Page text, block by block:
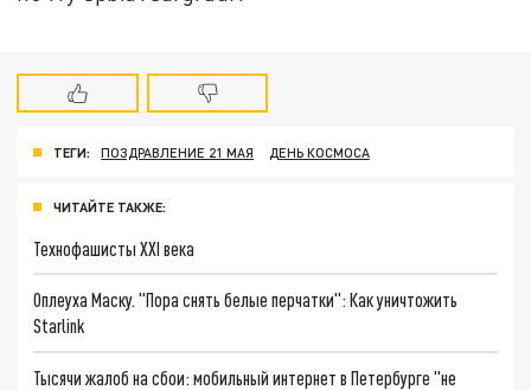
ТЕГИ: ПОЗДРАВЛЕНИЕ 21 МАЯ ДЕНЬ КОСМОСА
ЧИТАЙТЕ ТАКЖЕ:
Технофашисты XXI века
Оплеуха Маску. "Пора снять белые перчатки": Как уничтожить
Starlink
Тысячи жалоб на сбои: мобильный интернет в Петербурге "не